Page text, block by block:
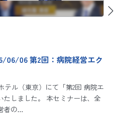
06/06 第2回：病院経営エク
テル（東京）にて「第2回 病院エ
たしました。 本セミナーは、全
者の...